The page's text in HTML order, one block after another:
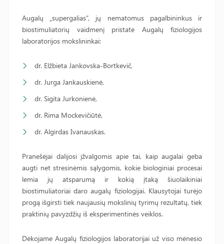
Augalų „supergalias“, jų nematomus pagalbininkus ir
biostimuliatorių vaidmenį pristatė Augalų fiziologijos
laboratorijos mokslininkai:
dr. Elžbieta Jankovska-Bortkevič,
dr. Jurga Jankauskienė,
dr. Sigita Jurkonienė,
dr. Rima Mockevičiūtė,
dr. Algirdas Ivanauskas.
Pranešėjai dalijosi įžvalgomis apie tai, kaip augalai geba
augti net stresinėmis sąlygomis, kokie biologiniai procesai
lemia jų atsparumą ir kokią įtaką šiuolaikiniai
biostimuliatoriai daro augalų fiziologijai. Klausytojai turėjo
progą išgirsti tiek naujausių mokslinių tyrimų rezultatų, tiek
praktinių pavyzdžių iš eksperimentinės veiklos.
Dėkojame Augalų fiziologijos laboratorijai už viso mėnesio